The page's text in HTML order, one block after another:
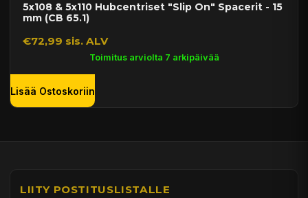
5x108 & 5x110 Hubcentriset "Slip On" Spacerit - 15
mm (CB 65.1)
€72,99 sis. ALV
Toimitus arviolta 7 arkipäivää
Lisää Ostoskoriin
LIITY POSTITUSLISTALLE